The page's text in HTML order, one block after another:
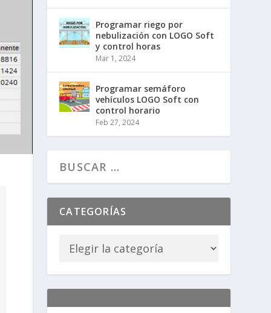
Programar riego por
nebulización con LOGO Soft
y control horas
Mar 1, 2024
Programar semáforo
vehículos LOGO Soft con
control horario
Feb 27, 2024
CATEGORÍAS